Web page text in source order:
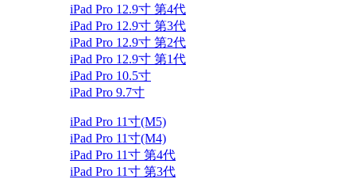
iPad Pro 12.9寸 第4代
iPad Pro 12.9寸 第3代
iPad Pro 12.9寸 第2代
iPad Pro 12.9寸 第1代
iPad Pro 10.5寸
iPad Pro 9.7寸
iPad Pro 11寸(M5)
iPad Pro 11寸(M4)
iPad Pro 11寸 第4代
iPad Pro 11寸 第3代